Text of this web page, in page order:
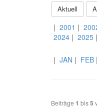
Aktuell
| 2001 |
2024 | 2025 |
| JAN | FEB |
Beiträge 1 bis5